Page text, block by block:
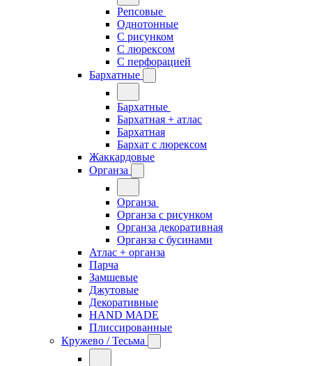
Репсовые
Однотонные
С рисунком
С люрексом
С перфорацией
Бархатные
Бархатные
Бархатная + атлас
Бархатная
Бархат с люрексом
Жаккардовые
Органза
Органза
Органза с рисунком
Органза декоративная
Органза с бусинами
Атлас + органза
Парча
Замшевые
Джутовые
Декоративные
HAND MADE
Плиссированные
Кружево / Тесьма